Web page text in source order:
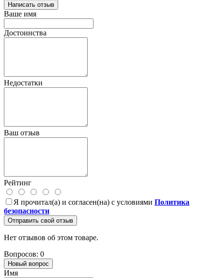
Написать отзыв
Ваше имя
Достоинства
Недостатки
Ваш отзыв
Рейтинг
Я прочитал(а) и согласен(на) с условиями Политика
безопасности
Отправить свой отзыв
Нет отзывов об этом товаре.
Вопросов: 0
Новый вопрос
Имя